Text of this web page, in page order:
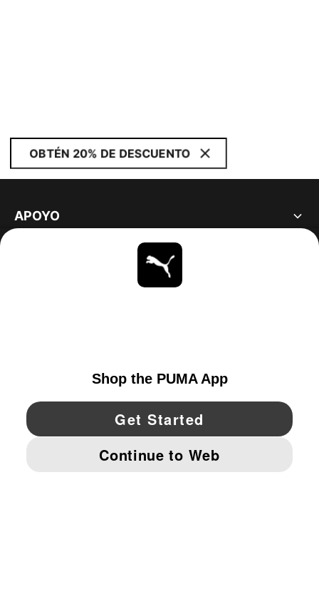
OBTÉN 20% DE DESCUENTO
APOYO
YouTube Twitter Pinterest
IMPRINT AND LEGAL DATA